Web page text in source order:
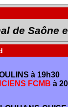
et
à 19h30
FCMB à